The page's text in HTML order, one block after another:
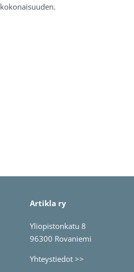
kokonaisuuden.
Artikla ry
Yliopistonkatu 8
96300 Rovaniemi
Yhteystiedot >>